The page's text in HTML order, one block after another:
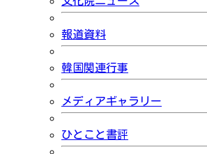
報道資料
韓国関連行事
メディアギャラリー
ひとこと書評